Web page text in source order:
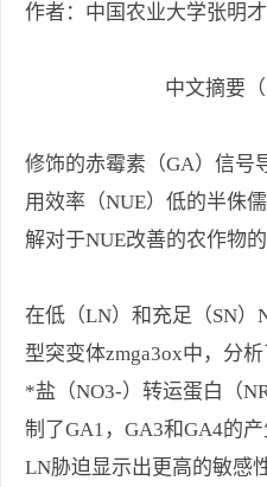
作者：中国农业大学张明
中文摘要（
修饰的赤霉素（GA）信号
用效率（NUE）低的半侏
解对于NUE改善的农作物
在低（LN）和充足（SN
型突变体zmga3ox中，分
*盐（NO3-）转运蛋白（
制了GA1，GA3和GA4的
LN胁迫显示出更高的敏感性